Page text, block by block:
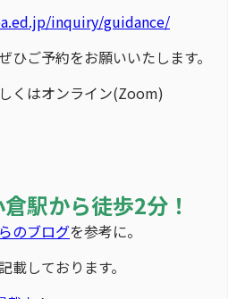
inquiry/guidance/
ご予約をお願いいたします。
くはオンライン(Zoom)
駅から徒歩2分！
のブログを参考に。
載しております。